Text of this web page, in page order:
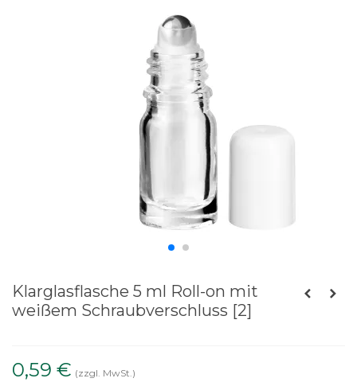
Klarglasflasche 5 ml Roll-on mit
weißem Schraubverschluss [2]
0,59 € (zzgl. MwSt.)